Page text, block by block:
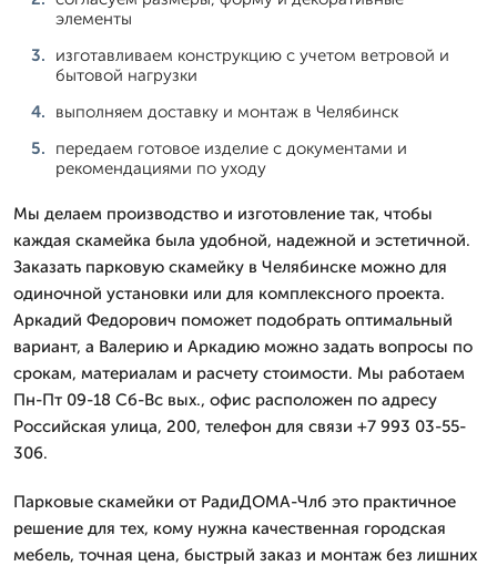
элементы
изготавливаем конструкцию с учетом ветровой и
бытовой нагрузки
выполняем доставку и монтаж в Челябинск
передаем готовое изделие с документами и
рекомендациями по уходу
Мы делаем производство и изготовление так, чтобы
каждая скамейка была удобной, надежной и эстетичной.
Заказать парковую скамейку в Челябинске можно для
одиночной установки или для комплексного проекта.
Аркадий Федорович поможет подобрать оптимальный
вариант, а Валерию и Аркадию можно задать вопросы по
срокам, материалам и расчету стоимости. Мы работаем
Пн-Пт 09-18 Сб-Вс вых., офис расположен по адресу
Российская улица, 200, телефон для связи +7 993 03-55-
306.
Парковые скамейки от РадиДОМА-Члб это практичное
решение для тех, кому нужна качественная городская
мебель, точная цена, быстрый заказ и монтаж без лишних